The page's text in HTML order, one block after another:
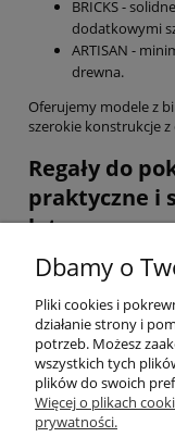
BRICKS -
dodatkowymi
ARTISAN -
drewna.
Oferujemy modele z
szerokie konstrukcje
Regały do
praktyczne i
lata
Oferujemy zarówno
wzorów z łatwością
wyposażenia.
pokoju dziecięcego!
Dbamy o
Pliki cookies i
działanie strony i
potrzeb. Możesz
wszystkich tych
plików do swoich
Więcej o plikach
prywatności.